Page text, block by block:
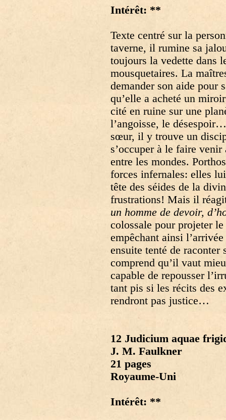
Intérêt: **
Texte centré sur la
taverne, il rumine sa
toujours la vedette dans
mousquetaires. La
demander son aide pour
qu’elle a acheté un
cité en ruine sur une
l’angoisse, le
sœur, il y trouve un
s’occuper à le faire
entre les mondes.
forces infernales: elles
tête des séides de la
frustrations! Mais il
un homme de devoir,
colossale pour projeter
empêchant ainsi
ensuite tenté de raconter
comprend qu’il vaut
capable de repousser
tant pis si les récits des
rendront pas justice…
12 Judicium aquae
J. M. Faulkner
21 pages
Royaume-Uni
Intérêt: **